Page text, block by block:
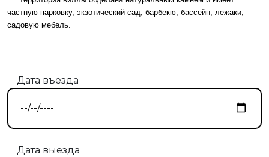
частную парковку, экзотический сад, барбекю, бассейн, лежаки,
садовую мебель.
Дата въезда
Дата выезда